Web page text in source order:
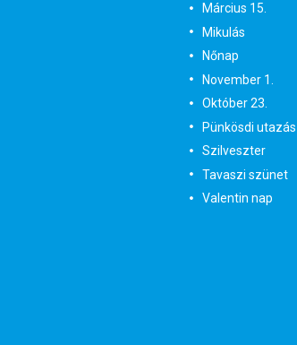
Március 15.
Mikulás
Nőnap
November 1.
Október 23.
Pünkösdi utazás
Szilveszter
Tavaszi szünet
Valentin nap